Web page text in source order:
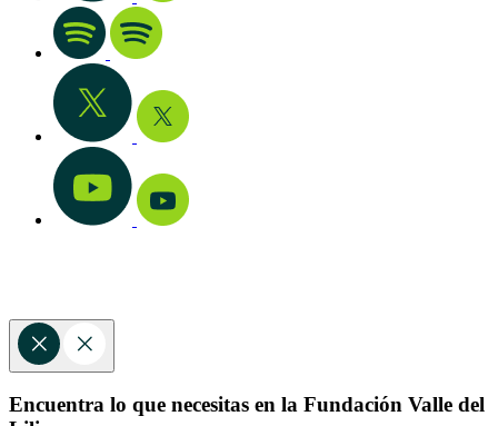
Encuentra lo que necesitas en la Fundación Valle del